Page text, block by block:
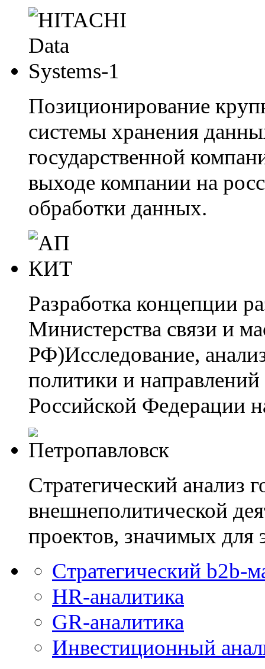
Позиционирование
системы хранения
государственной
выходе компании на
обработки данных.
Разработка концепции
Министерства связи и
РФ)Исследование,
политики и
Российской Федерации
Стратегический анализ
внешнеполитической
проектов, значимых для
Стратегический b2b-
HR-аналитика
GR-аналитика
Инвестиционный